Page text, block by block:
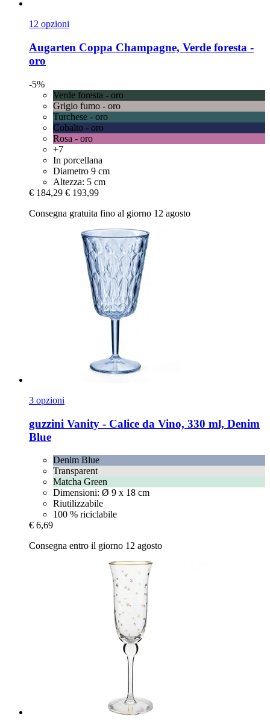
12 opzioni
Augarten Coppa Champagne, Verde foresta -​
oro
-5%
Verde foresta - oro
Grigio fumo - oro
Turchese - oro
Cobalto - oro
Rosa - oro
+7
In porcellana
Diametro 9 cm
Altezza: 5 cm
€ 184,29 € 193,99
Consegna gratuita fino al giorno 12 agosto
3 opzioni
guzzini Vanity -​ Calice da Vino, 330 ml, Denim
Blue
Denim Blue
Transparent
Matcha Green
Dimensioni: Ø 9 x 18 cm
Riutilizzabile
100 % riciclabile
€ 6,69
Consegna entro il giorno 12 agosto